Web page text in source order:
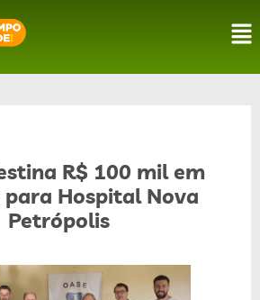
R$ 100 mil em
para Hospital Nova
Petrópolis